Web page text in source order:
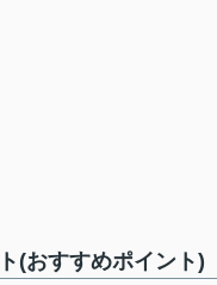
(おすすめポイント)